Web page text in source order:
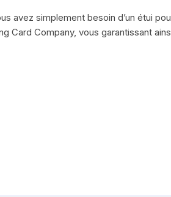
avez simplement besoin d’un étui
Card Company, vous garantissant